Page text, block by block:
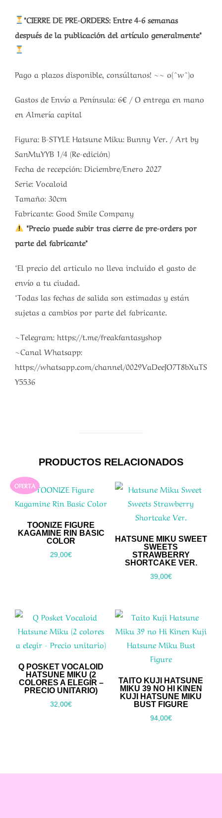
*CIERRE DE PRE-ORDERS: Entre 4-6 semanas
después de la publicación del artículo generalmente*
Pago a plazos disponible, consúltanos! ~~ o(^w^)o
Gastos de Envío a Península: 6€ / O entrega en mano
en Almería capital
Figura: B-STYLE Hatsune Miku: Bunny Ver. / Art by
SanMuYYB 1/4 (Re-edición)
Fecha de recepción: Diciembre/Enero 2027
Serie: Vocaloid
Tamaño: 30cm
Fabricante: Good Smile Company
*Precio puede subir tras cierre de pre-orders por
parte del fabricante*
*El precio del articulo no lleva incluido el gasto de
envío a tu ciudad.
*Todas las fechas de salida son estimadas y están
sujetas a cambios por parte del fabricante.
~Telegram: https://t.me/freakfantasyshop
~Canal Whatsapp:
https://whatsapp.com/channel/0029VaDeeJO7T8bXuTS
Y5536
PRODUCTOS RELACIONADOS
OFERTA
TOONIZE FIGURE
KAGAMINE RIN BASIC
COLOR
29,00€
HATSUNE MIKU SWEET
SWEETS
STRAWBERRY
SHORTCAKE VER.
39,00€
Q POSKET VOCALOID
HATSUNE MIKU (2
COLORES A ELEGIR –
PRECIO UNITARIO)
32,00€
TAITO KUJI HATSUNE
MIKU 39 NO HI KINEN
KUJI HATSUNE MIKU
BUST FIGURE
94,00€